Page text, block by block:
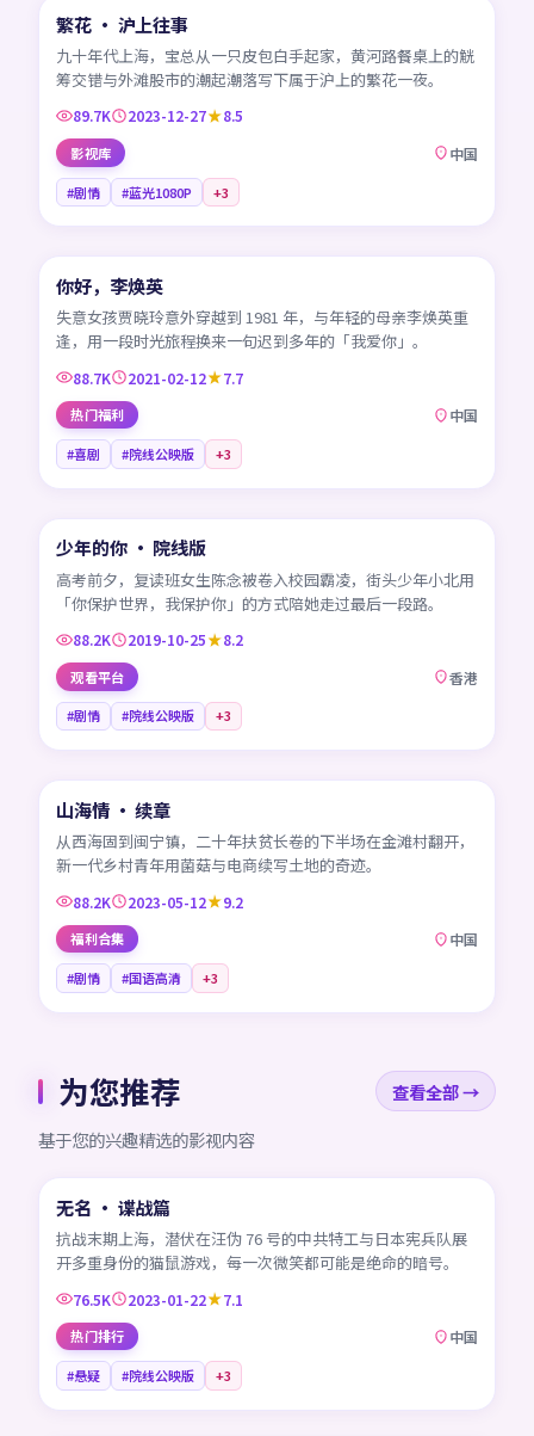
CN
繁花 · 沪上往事
九十年代上海，宝总从一只皮包白手起家，黄河路餐桌上的觥
筹交错与外滩股市的潮起潮落写下属于沪上的繁花一夜。
89.7K 2023-12-27 8.5
影视库 中国
#剧情 #蓝光1080P +3
CN
你好，李焕英
失意女孩贾晓玲意外穿越到 1981 年，与年轻的母亲李焕英重
逢，用一段时光旅程换来一句迟到多年的「我爱你」。
88.7K 2021-02-12 7.7
热门福利 中国
#喜剧 #院线公映版 +3
HK
少年的你 · 院线版
高考前夕，复读班女生陈念被卷入校园霸凌，街头少年小北用
「你保护世界，我保护你」的方式陪她走过最后一段路。
88.2K 2019-10-25 8.2
观看平台 香港
#剧情 #院线公映版 +3
CN
山海情 · 续章
从西海固到闽宁镇，二十年扶贫长卷的下半场在金滩村翻开，
新一代乡村青年用菌菇与电商续写土地的奇迹。
88.2K 2023-05-12 9.2
福利合集 中国
#剧情 #国语高清 +3
为您推荐
查看全部 →
基于您的兴趣精选的影视内容
CN
无名 · 谍战篇
抗战末期上海，潜伏在汪伪 76 号的中共特工与日本宪兵队展
开多重身份的猫鼠游戏，每一次微笑都可能是绝命的暗号。
76.5K 2023-01-22 7.1
热门排行 中国
#悬疑 #院线公映版 +3